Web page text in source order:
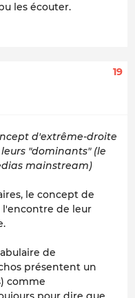
les écouter.
19
d'extrême-droite
"dominants" (le
mainstream)
le concept de
de leur
de
présentent un
comme